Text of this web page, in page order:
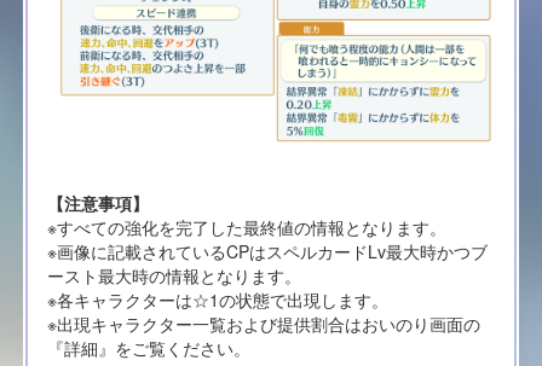
【注意事項】
※すべての強化を完了した最終値の情報となります。
※画像に記載されているCPはスペルカードLv最大時かつブ
ースト最大時の情報となります。
※各キャラクターは☆1の状態で出現します。
※出現キャラクター一覧および提供割合はおいのり画面の
『詳細』をご覧ください。